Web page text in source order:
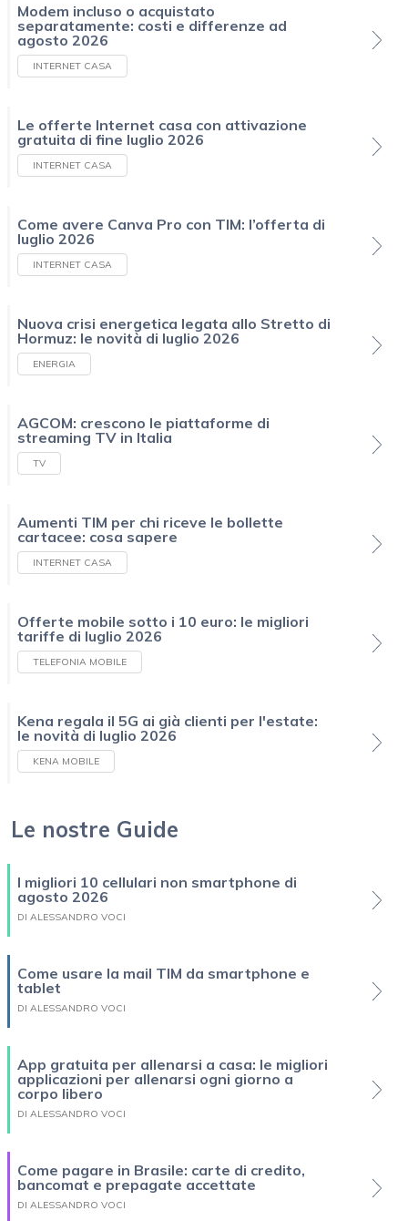
Modem incluso o acquistato
separatamente: costi e differenze ad
agosto 2026
INTERNET CASA
Le offerte Internet casa con attivazione
gratuita di fine luglio 2026
INTERNET CASA
Come avere Canva Pro con TIM: l’offerta di
luglio 2026
INTERNET CASA
Nuova crisi energetica legata allo Stretto di
Hormuz: le novità di luglio 2026
ENERGIA
AGCOM: crescono le piattaforme di
streaming TV in Italia
TV
Aumenti TIM per chi riceve le bollette
cartacee: cosa sapere
INTERNET CASA
Offerte mobile sotto i 10 euro: le migliori
tariffe di luglio 2026
TELEFONIA MOBILE
Kena regala il 5G ai già clienti per l'estate:
le novità di luglio 2026
KENA MOBILE
Le nostre Guide
I migliori 10 cellulari non smartphone di
agosto 2026
DI ALESSANDRO VOCI
Come usare la mail TIM da smartphone e
tablet
DI ALESSANDRO VOCI
App gratuita per allenarsi a casa: le migliori
applicazioni per allenarsi ogni giorno a
corpo libero
DI ALESSANDRO VOCI
Come pagare in Brasile: carte di credito,
bancomat e prepagate accettate
DI ALESSANDRO VOCI